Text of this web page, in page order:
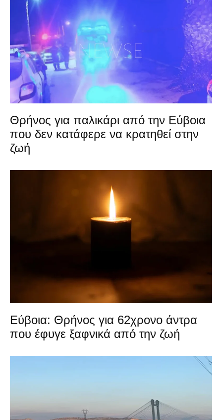
Θρήνος για παλικάρι από την Εύβοια
που δεν κατάφερε να κρατηθεί στην
ζωή
Εύβοια: Θρήνος για 62χρονο άντρα
που έφυγε ξαφνικά από την ζωή